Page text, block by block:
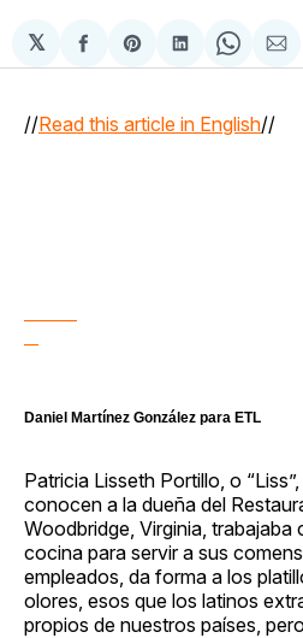
𝕏
Compartir
en
Share
on
Compartir
en
Share
on
//Read this article in English//
Daniel Martínez González para ETL
Patricia Lisseth Portillo, o
conocen a la dueña del
Woodbridge, Virginia, trabajaba
cocina para servir a sus
empleados, da forma a los
olores, esos que los latinos
propios de nuestros países,